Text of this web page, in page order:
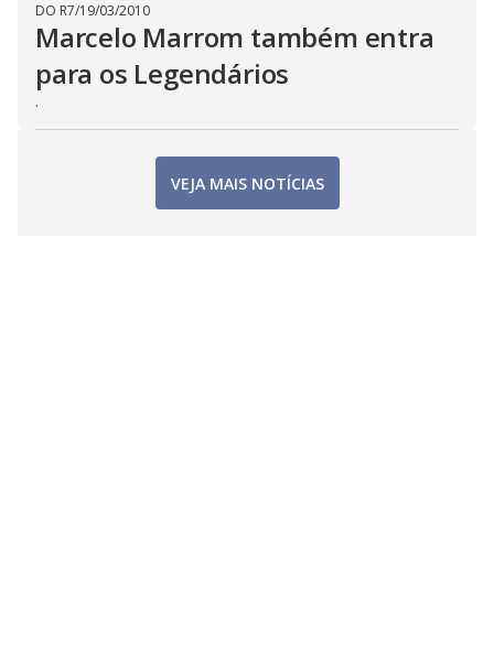
DO R7/19/03/2010
Marcelo Marrom também entra
para os Legendários
.
VEJA MAIS NOTÍCIAS